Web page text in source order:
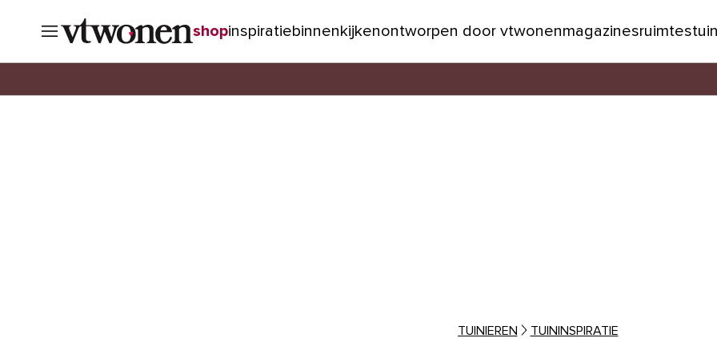
shopinspiratiebinnenkijkenontworpen door vtwonenmagazinesruimtestuin
TUINIEREN TUININSPIRATIE